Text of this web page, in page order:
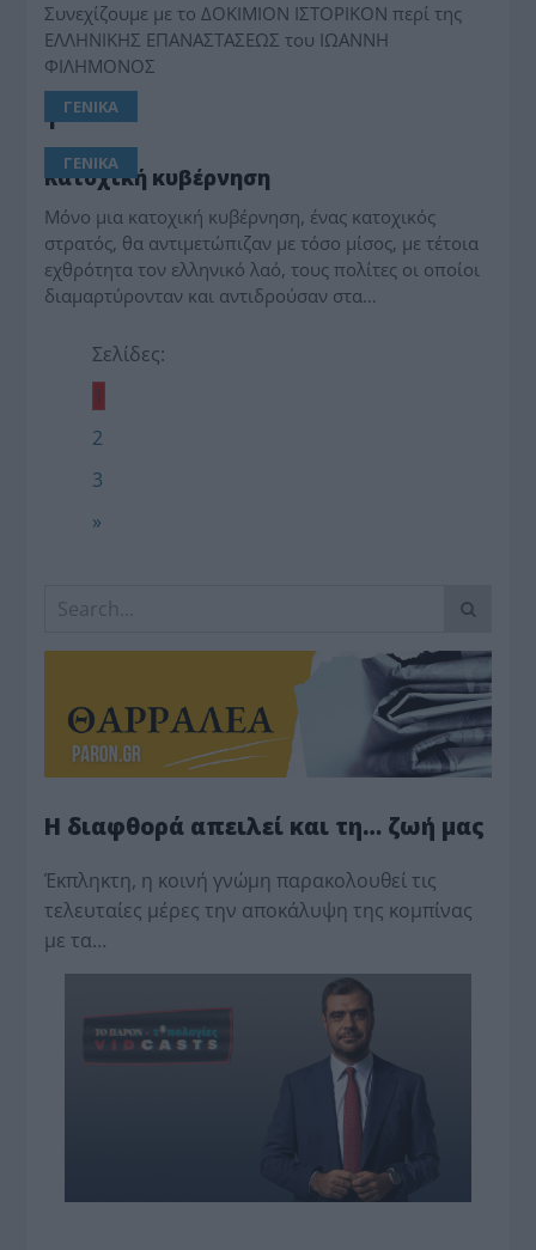
Συνεχίζουμε με το ΔΟΚΙΜΙΟΝ ΙΣΤΟΡΙΚΟΝ περί της
ΕΛΛΗΝΙΚΗΣ ΕΠΑΝΑΣΤΑΣΕΩΣ του ΙΩΑΝΝΗ
ΦΙΛΗΜΟΝΟΣ
ΓΕΝΙΚΑ
1
ΓΕΝΙΚΑ
Κατοχική κυβέρνηση
Μόνο μια κατοχική κυβέρνηση, ένας κατοχικός
στρατός, θα αντιμετώπιζαν με τόσο μίσος, με τέτοια
εχθρότητα τον ελληνικό λαό, τους πολίτες οι οποίοι
διαμαρτύρονταν και αντιδρούσαν στα…
Σελίδες:
1
2
3
»
Η διαφθορά απειλεί και τη… ζωή μας
Έκπληκτη, η κοινή γνώμη παρακολουθεί τις
τελευταίες μέρες την αποκάλυψη της κο­μπίνας
με τα…